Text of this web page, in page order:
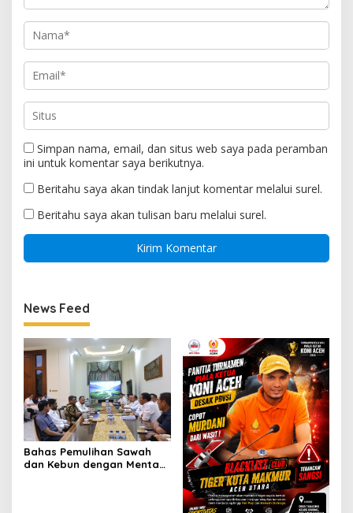
Simpan nama, email, dan situs web saya pada peramban
ini untuk komentar saya berikutnya.
Beritahu saya akan tindak lanjut komentar melalui surel.
Beritahu saya akan tulisan baru melalui surel.
News Feed
Bahas Pemulihan Sawah
dan Kebun dengan Mentan,